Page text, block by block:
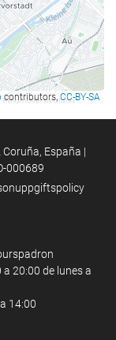
contributors,CC-BY-SA
Coruña, España |
000689
20:00 de lunes a
14:00